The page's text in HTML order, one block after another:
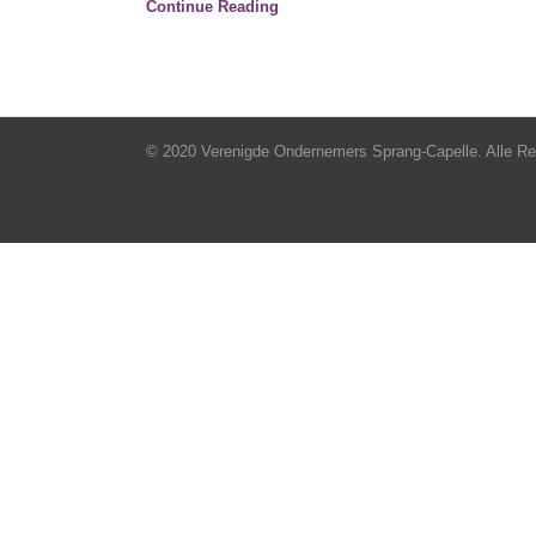
Continue Reading
© 2020 Verenigde Ondernemers Sprang-Capelle. Alle